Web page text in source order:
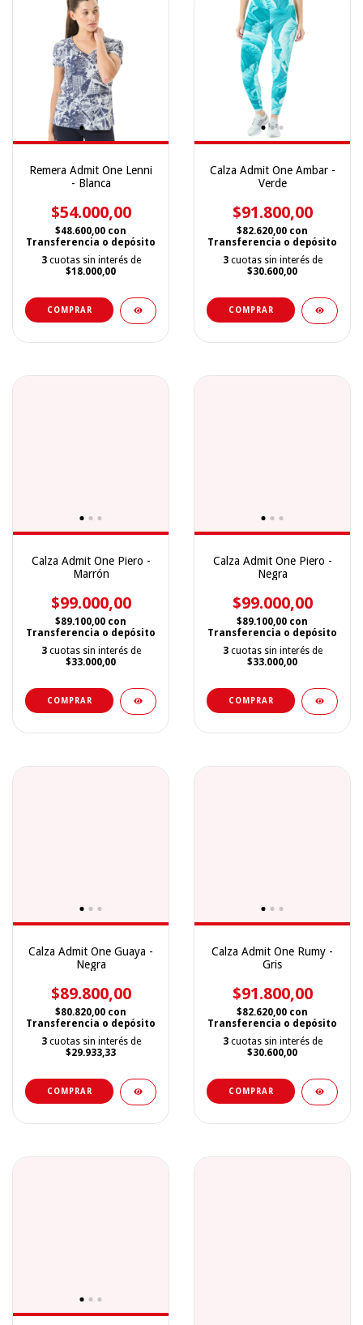
Remera Admit One Lenni
- Blanca
$54.000,00
$48.600,00 con
Transferencia o depósito
3 cuotas sin interés de
$18.000,00
COMPRAR
Calza Admit One Ambar -
Verde
$91.800,00
$82.620,00 con
Transferencia o depósito
3 cuotas sin interés de
$30.600,00
COMPRAR
Calza Admit One Piero -
Marrón
$99.000,00
$89.100,00 con
Transferencia o depósito
3 cuotas sin interés de
$33.000,00
COMPRAR
Calza Admit One Piero -
Negra
$99.000,00
$89.100,00 con
Transferencia o depósito
3 cuotas sin interés de
$33.000,00
COMPRAR
Calza Admit One Guaya -
Negra
$89.800,00
$80.820,00 con
Transferencia o depósito
3 cuotas sin interés de
$29.933,33
COMPRAR
Calza Admit One Rumy -
Gris
$91.800,00
$82.620,00 con
Transferencia o depósito
3 cuotas sin interés de
$30.600,00
COMPRAR